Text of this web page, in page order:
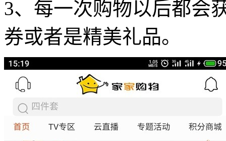
3、每一次购物以后都会
券或者是精美礼品。